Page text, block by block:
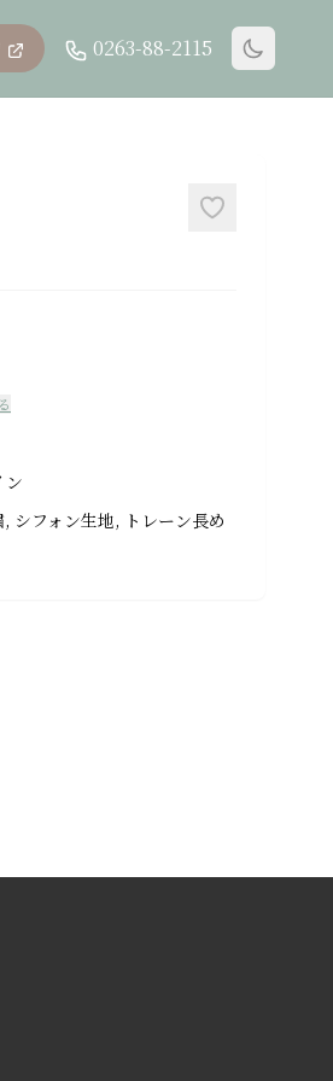
0263-88-2115
ン
シフォン生地, トレーン長め